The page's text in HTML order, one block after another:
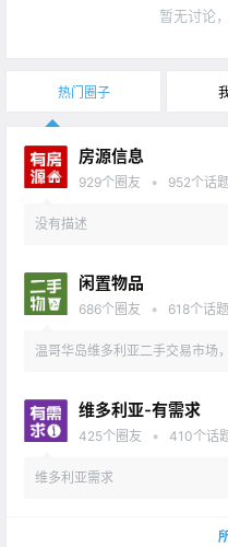
暂无讨论
热门圈子
房源信息
929个圈友 • 952个话
没有描述
闲置物品
686个圈友 • 618个话题
温哥华岛维多利亚二手交易市场
维多利亚-有需求
425个圈友 • 410个话
维多利亚需求